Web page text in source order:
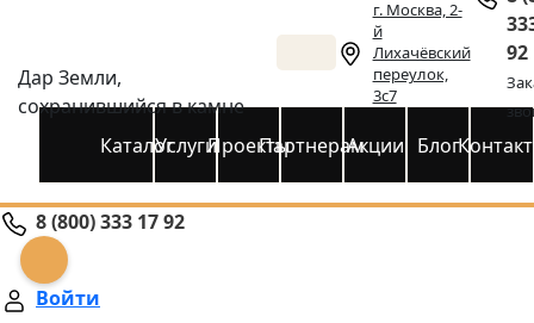
Дар Земли,
сохранившийся в камне
г. Москва, 2-
й
Лихачёвский
переулок,
3с7
92
КаталогУслугиПроектыПартнерамАкции Блог
8 (800) 333 17 92
Войти